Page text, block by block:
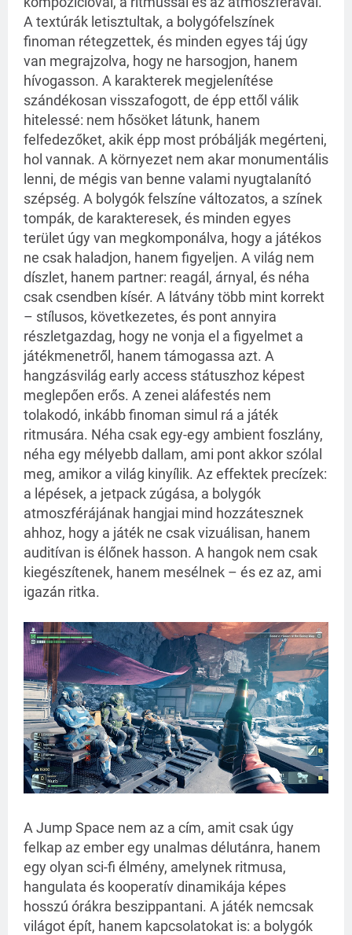
A textúrák letisztultak, a bolygófelszínek
finoman rétegzettek, és minden egyes táj úgy
van megrajzolva, hogy ne harsogjon, hanem
hívogasson. A karakterek megjelenítése
szándékosan visszafogott, de épp ettől válik
hitelessé: nem hősöket látunk, hanem
felfedezőket, akik épp most próbálják megérteni,
hol vannak. A környezet nem akar monumentális
lenni, de mégis van benne valami nyugtalanító
szépség. A bolygók felszíne változatos, a színek
tompák, de karakteresek, és minden egyes
terület úgy van megkomponálva, hogy a játékos
ne csak haladjon, hanem figyeljen. A világ nem
díszlet, hanem partner: reagál, árnyal, és néha
csak csendben kísér. A látvány több mint korrekt
– stílusos, következetes, és pont annyira
részletgazdag, hogy ne vonja el a figyelmet a
játékmenetről, hanem támogassa azt. A
hangzásvilág early access státuszhoz képest
meglepően erős. A zenei aláfestés nem
tolakodó, inkább finoman simul rá a játék
ritmusára. Néha csak egy-egy ambient foszlány,
néha egy mélyebb dallam, ami pont akkor szólal
meg, amikor a világ kinyílik. Az effektek precízek:
a lépések, a jetpack zúgása, a bolygók
atmoszférájának hangjai mind hozzátesznek
ahhoz, hogy a játék ne csak vizuálisan, hanem
auditívan is élőnek hasson. A hangok nem csak
kiegészítenek, hanem mesélnek – és ez az, ami
igazán ritka.
A Jump Space nem az a cím, amit csak úgy
felkap az ember egy unalmas délutánra, hanem
egy olyan sci-fi élmény, amelynek ritmusa,
hangulata és kooperatív dinamikája képes
hosszú órákra beszippantani. A játék nemcsak
világot épít, hanem kapcsolatokat is: a bolygók